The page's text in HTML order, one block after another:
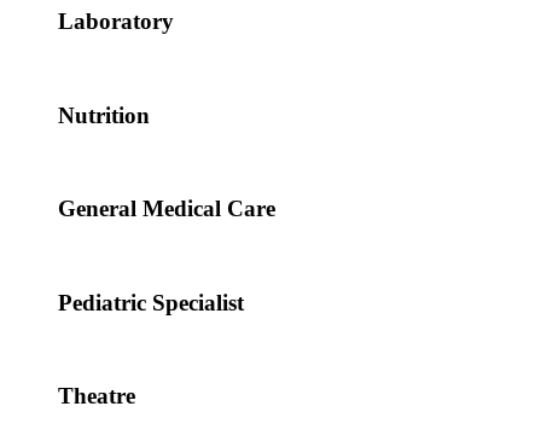
Laboratory
Nutrition
General Medical Care
Pediatric Specialist
Theatre